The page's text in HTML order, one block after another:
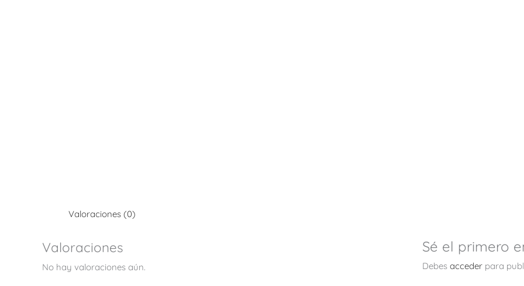
Valoraciones (0)
Valoraciones
No hay valoraciones aún.
Sé el primero
Debes acceder para